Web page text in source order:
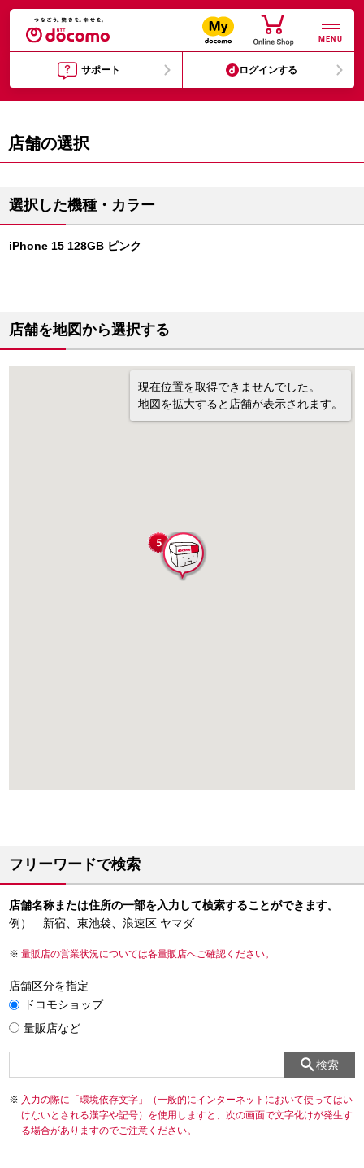
MENU
サポート ログインする
店舗の選択
選択した機種・カラー
iPhone 15 128GB ピンク
店舗を地図から選択する
現在位置を取得できませんでした。
地図を拡大すると店舗が表示されます。
フリーワードで検索
店舗名称または住所の一部を入力して検索することができます。
例） 新宿、東池袋、浪速区 ヤマダ
量販店の営業状況については各量販店へご確認ください。
店舗区分を指定
ドコモショップ
量販店など
検索
入力の際に「環境依存文字」（一般的にインターネットにおいて使ってはい
けないとされる漢字や記号）を使用しますと、次の画面で文字化けが発生す
る場合がありますのでご注意ください。